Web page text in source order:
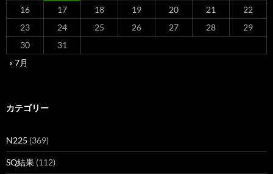
16
17 18 19 20 21
22
23
24 25 26 27 28
29
30
31
« 7月
カテゴリー
N225 (369)
SQ結果 (112)